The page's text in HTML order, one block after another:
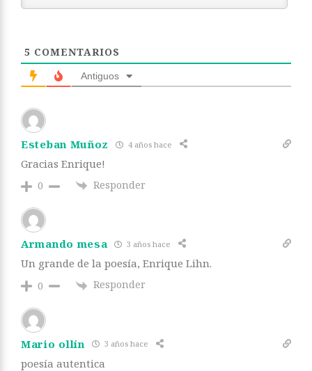
5 COMENTARIOS
Antiguos
Esteban Muñoz 4 años hace
Gracias Enrique!
0 Responder
Armando mesa 3 años hace
Un grande de la poesía, Enrique Lihn.
0 Responder
Mario ollín 3 años hace
poesía autentica